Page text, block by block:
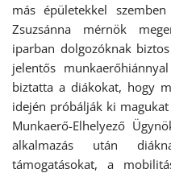
más épületekkel
Zsuzsánna mérnök
iparban dolgozóknak
jelentős
biztatta a diákokat, hogy
idején próbálják ki
Munkaerő-Elhelyező
alkalmazás után
támogatásokat, a